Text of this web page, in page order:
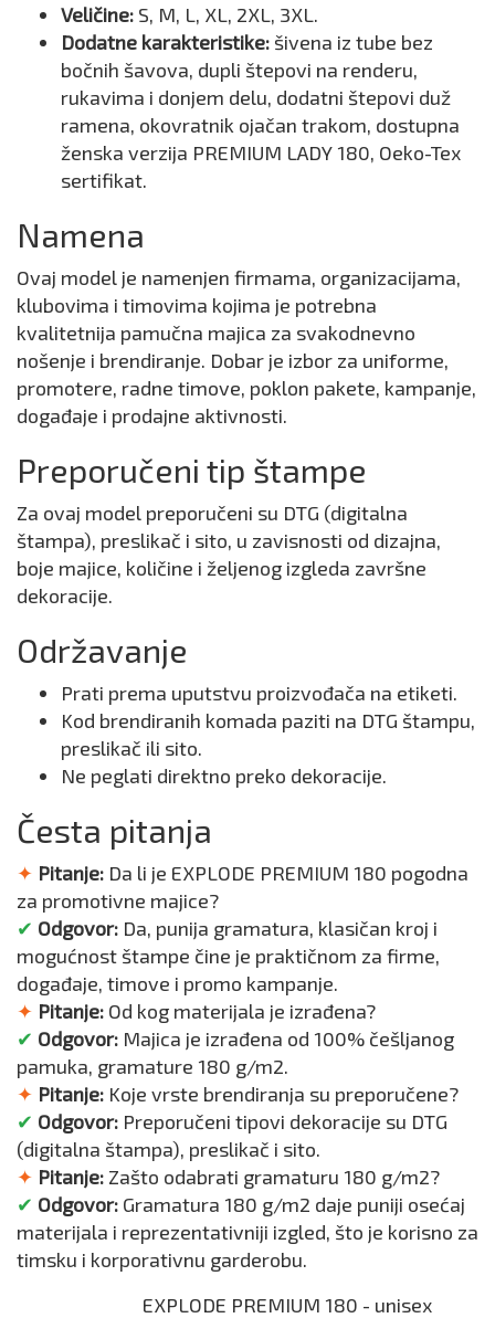
Veličine: S, M, L, XL, 2XL, 3XL.
Dodatne karakteristike: šivena iz tube bez
bočnih šavova, dupli štepovi na renderu,
rukavima i donjem delu, dodatni štepovi duž
ramena, okovratnik ojačan trakom, dostupna
ženska verzija PREMIUM LADY 180, Oeko-Tex
sertifikat.
Namena
Ovaj model je namenjen firmama, organizacijama,
klubovima i timovima kojima je potrebna
kvalitetnija pamučna majica za svakodnevno
nošenje i brendiranje. Dobar je izbor za uniforme,
promotere, radne timove, poklon pakete, kampanje,
događaje i prodajne aktivnosti.
Preporučeni tip štampe
Za ovaj model preporučeni su DTG (digitalna
štampa), preslikač i sito, u zavisnosti od dizajna,
boje majice, količine i željenog izgleda završne
dekoracije.
Održavanje
Prati prema uputstvu proizvođača na etiketi.
Kod brendiranih komada paziti na DTG štampu,
preslikač ili sito.
Ne peglati direktno preko dekoracije.
Česta pitanja
✦ Pitanje: Da li je EXPLODE PREMIUM 180 pogodna
za promotivne majice?
✔ Odgovor: Da, punija gramatura, klasičan kroj i
mogućnost štampe čine je praktičnom za firme,
događaje, timove i promo kampanje.
✦ Pitanje: Od kog materijala je izrađena?
✔ Odgovor: Majica je izrađena od 100% češljanog
pamuka, gramature 180 g/m2.
✦ Pitanje: Koje vrste brendiranja su preporučene?
✔ Odgovor: Preporučeni tipovi dekoracije su DTG
(digitalna štampa), preslikač i sito.
✦ Pitanje: Zašto odabrati gramaturu 180 g/m2?
✔ Odgovor: Gramatura 180 g/m2 daje puniji osećaj
materijala i reprezentativniji izgled, što je korisno za
timsku i korporativnu garderobu.
EXPLODE PREMIUM 180 - unisex